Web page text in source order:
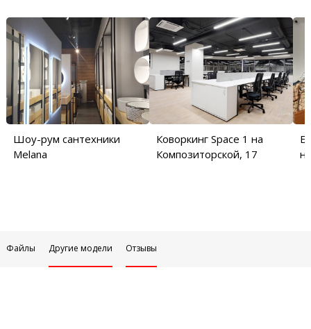
Шоу-рум сантехники
Melana
Коворкинг Space 1 на
Композиторской, 17
Файлы Другие модели Отзывы